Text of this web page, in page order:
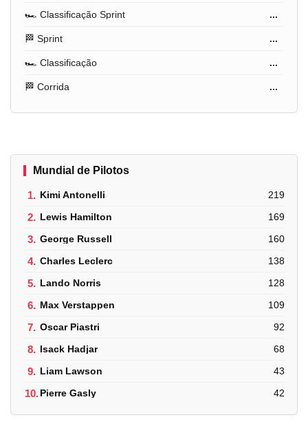
🏎️ Classificação Sprint ...
🏁 Sprint ...
🏎️ Classificação ...
🏁 Corrida ...
Mundial de Pilotos
1. Kimi Antonelli 219
2. Lewis Hamilton 169
3. George Russell 160
4. Charles Leclerc 138
5. Lando Norris 128
6. Max Verstappen 109
7. Oscar Piastri 92
8. Isack Hadjar 68
9. Liam Lawson 43
10.Pierre Gasly 42